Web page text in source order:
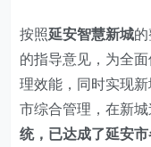
按照延安智慧新城
的指导意见，为全
理效能，同时实现
市综合管理，在新
统，已达成了延安市